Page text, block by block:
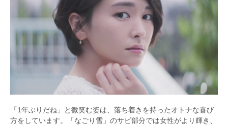
「1年ぶりだね」と微笑む姿は、落ち着きを持ったオトナな喜び
方をしています。「なごり雪」のサビ部分では女性がより輝き、